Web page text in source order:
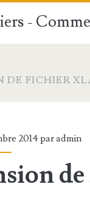
-
DE FICHIER
2014 paradmin